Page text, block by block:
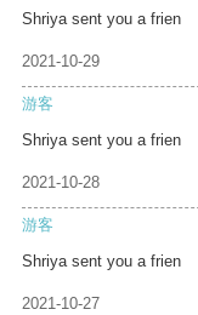
Shriya sent you a frien
2021-10-29
游客
Shriya sent you a frien
2021-10-28
游客
Shriya sent you a frien
2021-10-27